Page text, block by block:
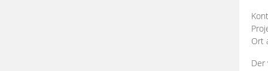
Ort
Der